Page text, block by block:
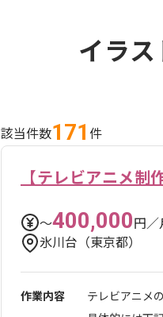
イラ
該当件数171 件
【テレビアニメ制
〜400,000円／
氷川台（東京都）
作業内容
テレビアニメ